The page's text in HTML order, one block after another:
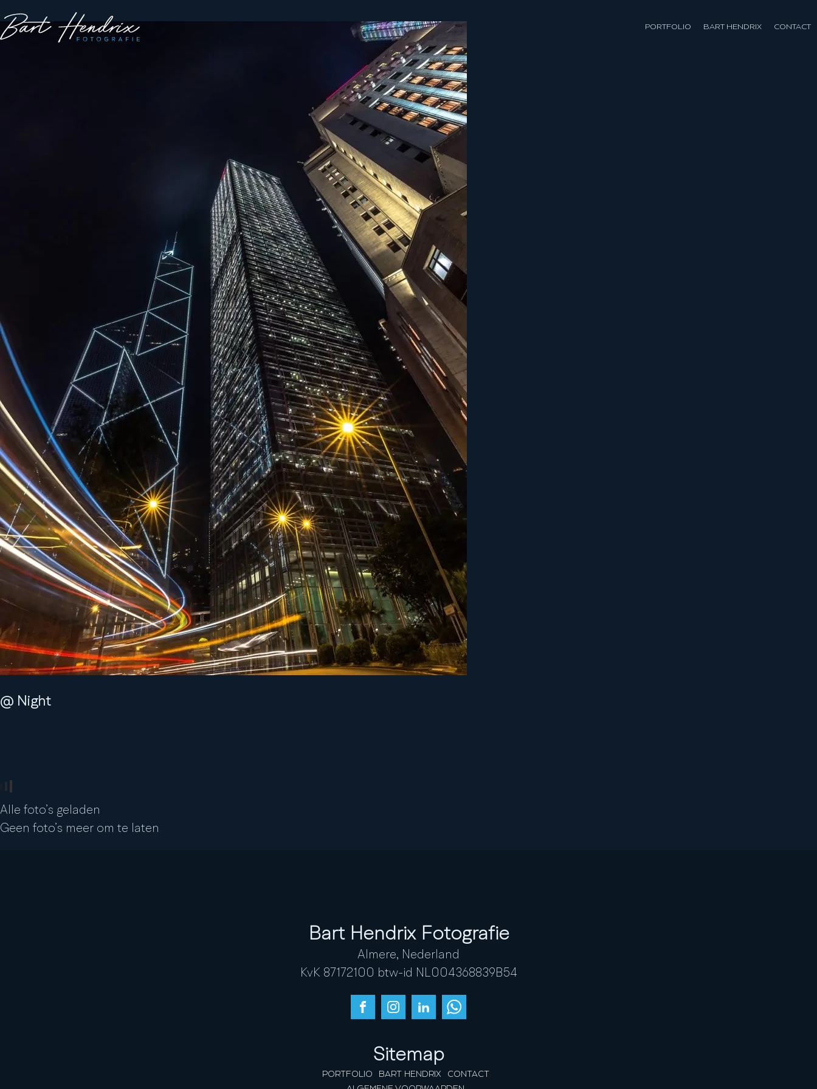
PORTFOLIO BART HENDRIX CONTACT
@ Night
Alle foto’s geladen
Geen foto’s meer om te laten
Bart Hendrix Fotografie
Almere, Nederland
KvK 87172100 btw-id NL004368839B54
Sitemap
PORTFOLIO BART HENDRIX
CONTACT